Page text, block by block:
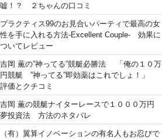
嘘！？ ２ちゃんの口コミ
プラクティス99のお見合いパーティで最高の女
性を手に入れる方法-Excellent Couple- 効果に
ついてレビュー
吉岡 薫の”神ってる”競艇必勝法 「俺の１０万
円競艇 ”神ってる”即効薬はこれでしょ！」
評価とクチコミ
吉岡 薫の競艇ナイターレースで１０００万円
夢投資法 方法のネタバレ
（有）翼算イノベーションの有名人もお忍びで